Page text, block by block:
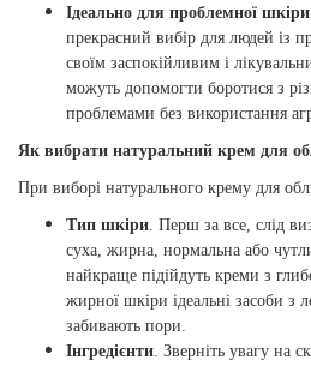
Ідеально для проблемної шкіри
прекрасний вибір для людей із
своїм заспокійливим і
можуть допомогти боротися з
проблемами без використання
Як вибрати натуральний крем для
При виборі натурального крему для
Тип шкіри. Перш за все, слід
суха, жирна, нормальна або
найкраще підійдуть креми з
жирної шкіри ідеальні засоби з
забивають пори.
Інгредієнти. Зверніть увагу на